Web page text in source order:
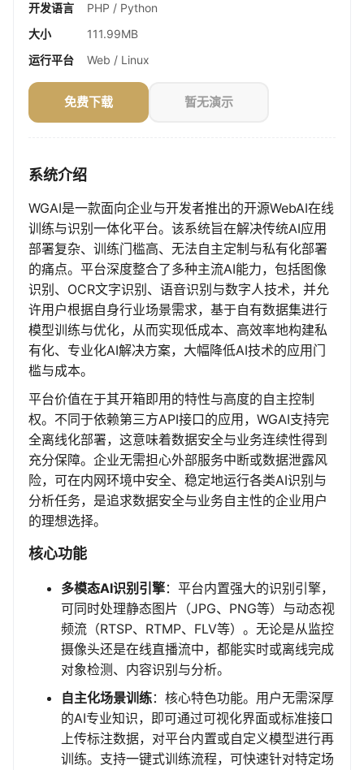
开发语言
PHP / Python
大小
111.99MB
运行平台
Web / Linux
免费下载 暂无演示
系统介绍
WGAI是一款面向企业与开发者推出的开源WebAI在线
训练与识别一体化平台。该系统旨在解决传统AI应用
部署复杂、训练门槛高、无法自主定制与私有化部署
的痛点。平台深度整合了多种主流AI能力，包括图像
识别、OCR文字识别、语音识别与数字人技术，并允
许用户根据自身行业场景需求，基于自有数据集进行
模型训练与优化，从而实现低成本、高效率地构建私
有化、专业化AI解决方案，大幅降低AI技术的应用门
槛与成本。
平台价值在于其开箱即用的特性与高度的自主控制
权。不同于依赖第三方API接口的应用，WGAI支持完
全离线化部署，这意味着数据安全与业务连续性得到
充分保障。企业无需担心外部服务中断或数据泄露风
险，可在内网环境中安全、稳定地运行各类AI识别与
分析任务，是追求数据安全与业务自主性的企业用户
的理想选择。
核心功能
多模态AI识别引擎：平台内置强大的识别引擎，
可同时处理静态图片（JPG、PNG等）与动态视
频流（RTSP、RTMP、FLV等）。无论是从监控
摄像头还是在线直播流中，都能实时或离线完成
对象检测、内容识别与分析。
自主化场景训练：核心特色功能。用户无需深厚
的AI专业知识，即可通过可视化界面或标准接口
上传标注数据，对平台内置或自定义模型进行再
训练。支持一键式训练流程，可快速针对特定场